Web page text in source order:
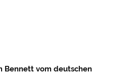
Bennett vom deutschen